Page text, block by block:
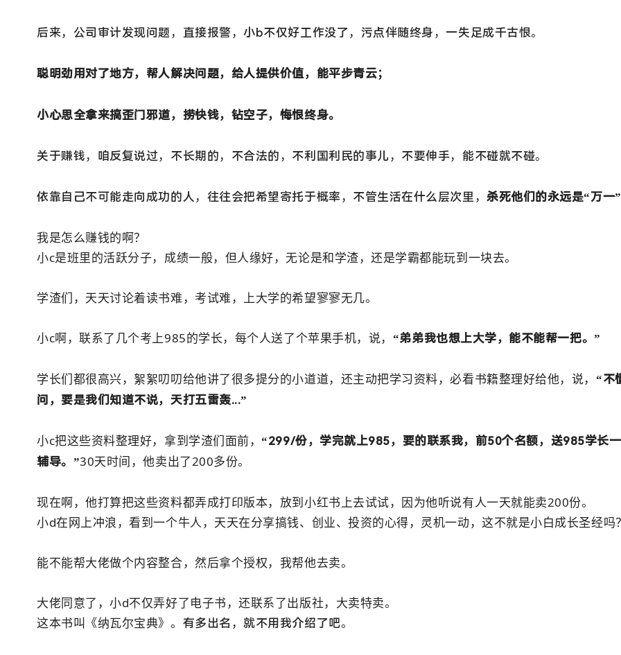
后来，公司审计发现问题，直接报警，小b不仅好工作没了，污点伴随终身，一失足成千古恨。
聪明劲用对了地方，帮人解决问题，给人提供价值，能平步青云；
小心思全拿来搞歪门邪道，捞快钱，钻空子，悔恨终身。
关于赚钱，咱反复说过，不长期的，不合法的，不利国利民的事儿，不要伸手，能不碰就不碰。
依靠自己不可能走向成功的人，往往会把希望寄托于概率，不管生活在什么层次里，杀死他们的永远是“万一”
我是怎么赚钱的啊？
小c是班里的活跃分子，成绩一般，但人缘好，无论是和学渣，还是学霸都能玩到一块去。
学渣们，天天讨论着读书难，考试难，上大学的希望寥寥无几。
小c啊，联系了几个考上985的学长，每个人送了个苹果手机，说， “弟弟我也想上大学，能不能帮一把。”
学长们都很高兴，絮絮叨叨给他讲了很多提分的小道道，还主动把学习资料，必看书籍整理好给他，说，“不
问，要是我们知道不说，天打五雷轰...”
小c把这些资料整理好，拿到学渣们面前，“299/份，学完就上985，要的联系我，前50个名额，送985学长
辅导。”30天时间，他卖出了200多份。
现在啊，他打算把这些资料都弄成打印版本，放到小红书上去试试，因为他听说有人一天就能卖200份。
小d在网上冲浪，看到一个牛人，天天在分享搞钱、创业、投资的心得，灵机一动，这不就是小白成长圣经吗？
能不能帮大佬做个内容整合，然后拿个授权，我帮他去卖。
大佬同意了，小d不仅弄好了电子书，还联系了出版社，大卖特卖。
这本书叫《纳瓦尔宝典》。 有多出名，就不用我介绍了吧。